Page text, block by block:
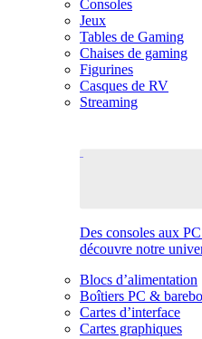
Consoles
Jeux
Tables de Gaming
Chaises de gaming
Figurines
Casques de RV
Streaming
Des consoles aux
découvre notre
Blocs d’alimentation
Boîtiers PC &
Cartes d’interface
Cartes graphiques